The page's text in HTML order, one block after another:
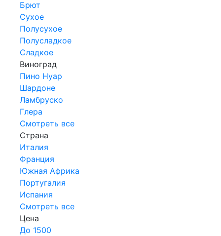
Брют
Сухое
Полусухое
Полусладкое
Сладкое
Виноград
Пино Нуар
Шардоне
Ламбруско
Глера
Смотреть все
Страна
Италия
Франция
Южная Африка
Португалия
Испания
Смотреть все
Цена
До 1500